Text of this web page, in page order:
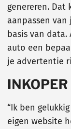
genereren. Dat
aanpassen
basis van
auto een
je advertentie
INKOPER
“Ik ben
eigen website